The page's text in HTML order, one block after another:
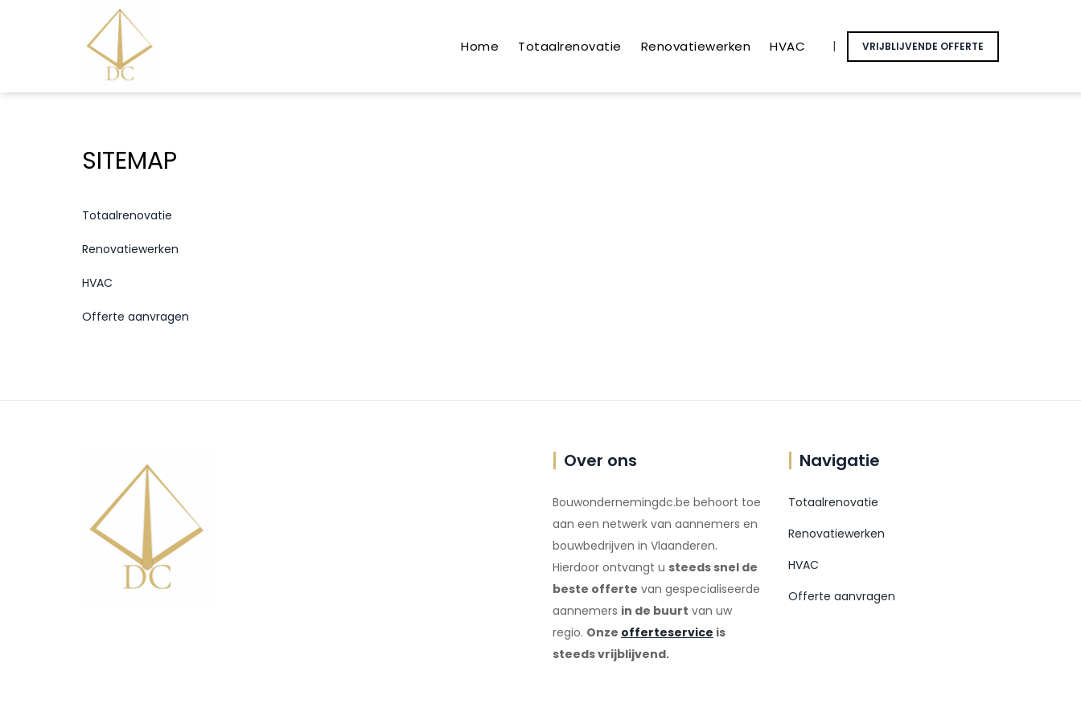
| VRIJBLIJVENDE OFFERTE
Home Totaalrenovatie Renovatiewerken HVAC
SITEMAP
Totaalrenovatie
Renovatiewerken
HVAC
Offerte aanvragen
Over ons
Bouwondernemingdc.be behoort toe
aan een netwerk van aannemers en
bouwbedrijven in Vlaanderen.
Hierdoor ontvangt u steeds snel de
beste offerte van gespecialiseerde
aannemers in de buurt van uw
regio. Onze offerteservice is
steeds vrijblijvend.
Navigatie
Totaalrenovatie
Renovatiewerken
HVAC
Offerte aanvragen